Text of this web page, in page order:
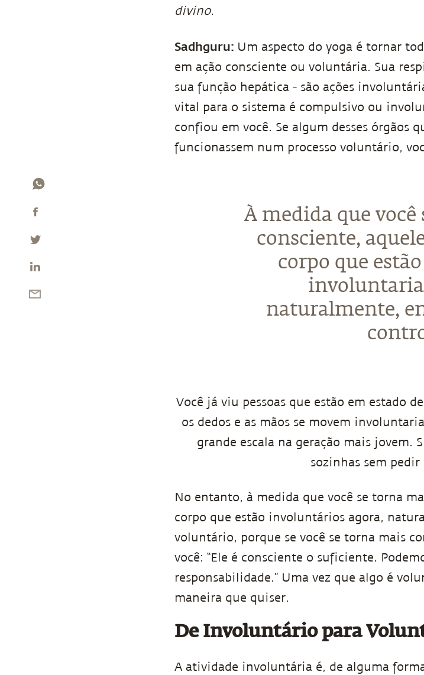
divino.
Sadhguru: Um aspecto do yoga é tornar
em ação consciente ou voluntária. Sua
sua função hepática - são ações
vital para o sistema é compulsivo ou
confiou em você. Se algum desses órgãos
funcionassem num processo voluntário,
À medida que
consciente,
corpo que
naturalmente,
Você já viu pessoas que estão em estado
os dedos e as mãos se movem
grande escala na geração mais jovem.
sozinhas sem pedir
No entanto, à medida que você se torna
corpo que estão involuntários agora,
voluntário, porque se você se torna mais
você: “Ele é consciente o suficiente.
responsabilidade.” Uma vez que algo é
maneira que quiser.
De Involuntário para
A atividade involuntária é, de alguma